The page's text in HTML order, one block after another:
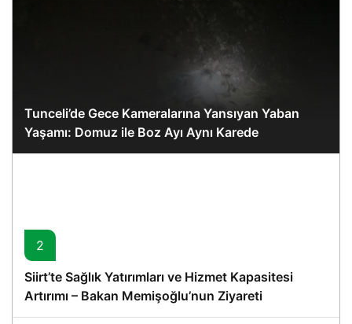
Tunceli’de Gece Kameralarına Yansıyan Yaban
Yaşamı: Domuz ile Boz Ayı Aynı Karede
2
Siirt’te Sağlık Yatırımları ve Hizmet Kapasitesi
Artırımı – Bakan Memişoğlu’nun Ziyareti